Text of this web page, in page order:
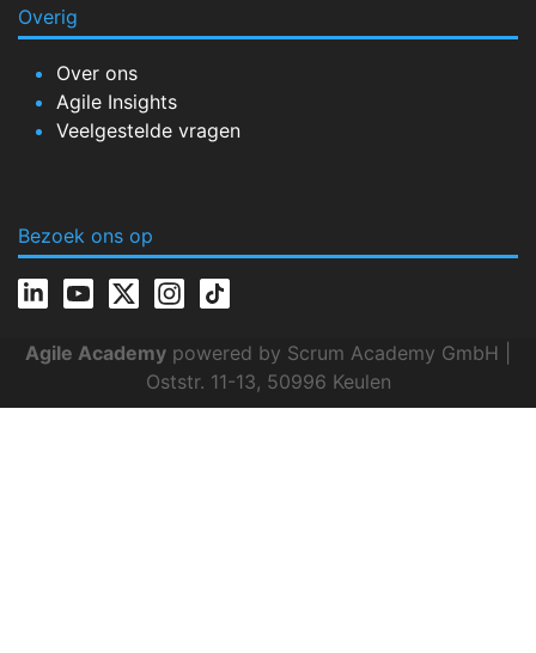
Overig
Over ons
Agile Insights
Veelgestelde vragen
Bezoek ons op
Agile Academy powered by Scrum Academy GmbH |
Oststr. 11-13, 50996 Keulen